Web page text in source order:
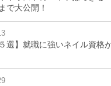
で大公開！
選】就職に強いネイル資格